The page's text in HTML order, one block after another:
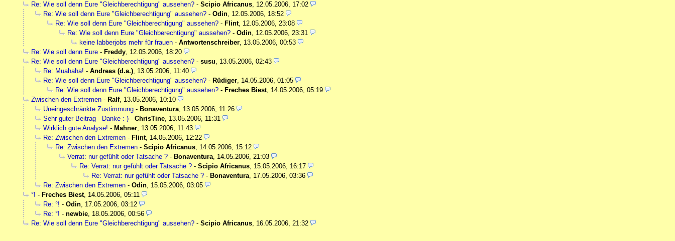
Re: Wie soll denn Eure "Gleichberechtigung" aussehen? - Scipio Africanus, 12.05.2006, 17:02
Re: Wie soll denn Eure "Gleichberechtigung" aussehen? - Odin, 12.05.2006, 18:52
Re: Wie soll denn Eure "Gleichberechtigung" aussehen? - Flint, 12.05.2006, 23:08
Re: Wie soll denn Eure "Gleichberechtigung" aussehen? - Odin, 12.05.2006, 23:31
keine labberjobs mehr für frauen - Antwortenschreiber, 13.05.2006, 00:53
Re: Wie soll denn Eure - Freddy, 12.05.2006, 18:20
Re: Wie soll denn Eure "Gleichberechtigung" aussehen? - susu, 13.05.2006, 02:43
Re: Muahaha! - Andreas (d.a.), 13.05.2006, 11:40
Re: Wie soll denn Eure "Gleichberechtigung" aussehen? - Rüdiger, 14.05.2006, 01:05
Re: Wie soll denn Eure "Gleichberechtigung" aussehen? - Freches Biest, 14.05.2006, 05:19
Zwischen den Extremen - Ralf, 13.05.2006, 10:10
Uneingeschränkte Zustimmung - Bonaventura, 13.05.2006, 11:26
Sehr guter Beitrag - Danke :-) - ChrisTine, 13.05.2006, 11:31
Wirklich gute Analyse! - Mahner, 13.05.2006, 11:43
Re: Zwischen den Extremen - Flint, 14.05.2006, 12:22
Re: Zwischen den Extremen - Scipio Africanus, 14.05.2006, 15:12
Verrat: nur gefühlt oder Tatsache ? - Bonaventura, 14.05.2006, 21:03
Re: Verrat: nur gefühlt oder Tatsache ? - Scipio Africanus, 15.05.2006, 16:17
Re: Verrat: nur gefühlt oder Tatsache ? - Bonaventura, 17.05.2006, 03:36
Re: Zwischen den Extremen - Odin, 15.05.2006, 03:05
°! - Freches Biest, 14.05.2006, 05:11
Re: °! - Odin, 17.05.2006, 03:12
Re: °! - newbie, 18.05.2006, 00:56
Re: Wie soll denn Eure "Gleichberechtigung" aussehen? - Scipio Africanus, 16.05.2006, 21:32